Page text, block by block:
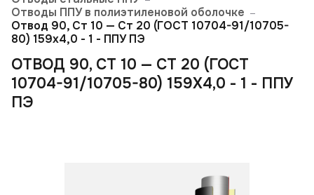
Отводы ППУ в полиэтиленовой оболочке
Отвод 90, Ст 10 — Ст 20 (ГОСТ 10704-91/10705-
80) 159x4,0 - 1 - ППУ ПЭ
ОТВОД 90, СТ 10 — СТ 20 (ГОСТ
10704-91/10705-80) 159X4,0 - 1 - ППУ
ПЭ